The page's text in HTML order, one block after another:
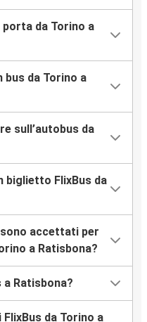
da Torino a
bus da Torino a
sull’autobus da
biglietto FlixBus da
accettati per
a Ratisbona?
a Ratisbona?
da Torino a